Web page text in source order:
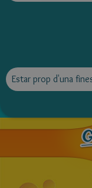
Estar prop d'una